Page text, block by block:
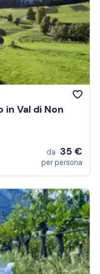
in Val di Non
da 35 €
per persona